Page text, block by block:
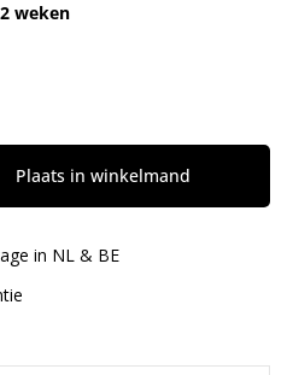
weken
Plaats in winkelmand
in NL & BE